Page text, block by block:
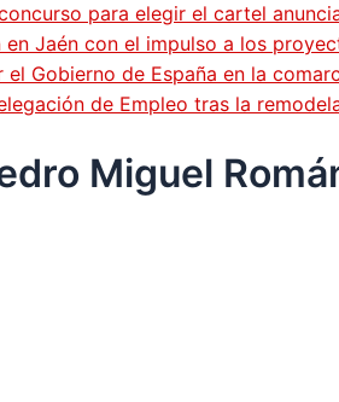
para elegir el cartel
Jaén con el impulso a los
Gobierno de España en la
de Empleo tras la
Miguel